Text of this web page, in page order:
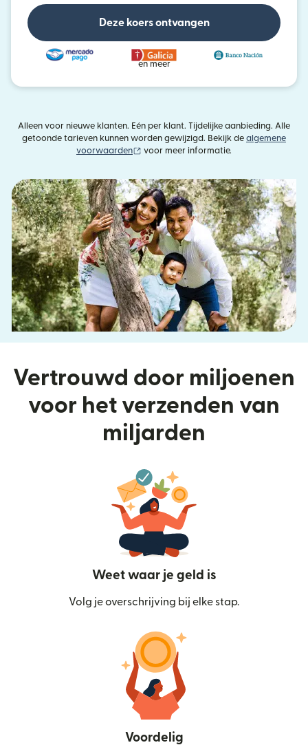
Deze koers ontvangen
en meer
Alleen voor nieuwe klanten. Eén per klant. Tijdelijke aanbieding. Alle
getoonde tarieven kunnen worden gewijzigd. Bekijk de algemene
voorwaarden
(wordt geopend in een nieuw venster)
voor meer informatie.
Vertrouwd door miljoenen
voor het verzenden van
miljarden
Weet waar je geld is
Volg je overschrijving bij elke stap.
Voordelig